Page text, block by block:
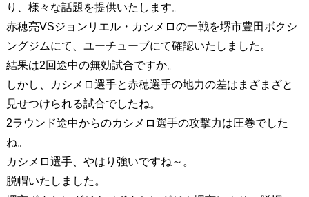
り、様々な話題を提供いたします。
赤穂亮VSジョンリエル・カシメロの一戦を堺市豊田ボクシ
ングジムにて、ユーチューブにて確認いたしました。
結果は2回途中の無効試合ですか。
しかし、カシメロ選手と赤穂選手の地力の差はまざまざと
見せつけられる試合でしたね。
2ラウンド途中からのカシメロ選手の攻撃力は圧巻でした
ね。
カシメロ選手、やはり強いですね～。
脱帽いたしました。